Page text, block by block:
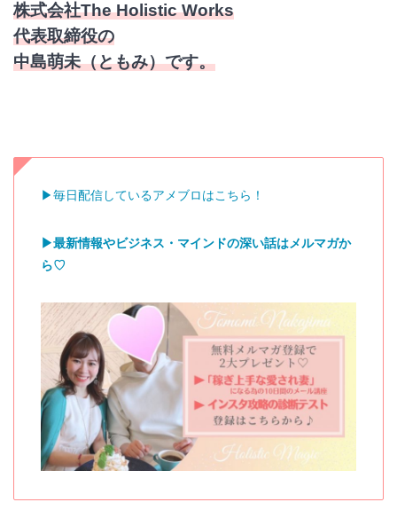
株式会社The Holistic Works
代表取締役の
中島萌未（ともみ）です。
▶︎毎日配信しているアメブロはこちら！
▶︎最新情報やビジネス・マインドの深い話はメルマガか
ら♡